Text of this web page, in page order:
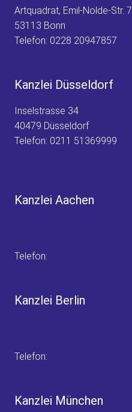
Artquadrat, Emil-Nolde-Str. 7
53113 Bonn
Telefon: 0228 20947857
Kanzlei Düsseldorf
Inselstrasse 34
40479 Düsseldorf
Telefon: 0211 51369999
Kanzlei Aachen
Telefon:
Kanzlei Berlin
Telefon:
Kanzlei München